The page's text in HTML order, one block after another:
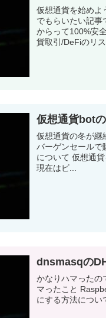
仮想通貨を始めよ
でもらいたい記事
からって100%安
貨取引/DeFiのリス
仮想通貨bot
仮想通貨の冬が継
バーゲンセールで
について 仮想通
現在はビ...
dnsmasqの
かなりハマったの
マったこと
にする方法につい